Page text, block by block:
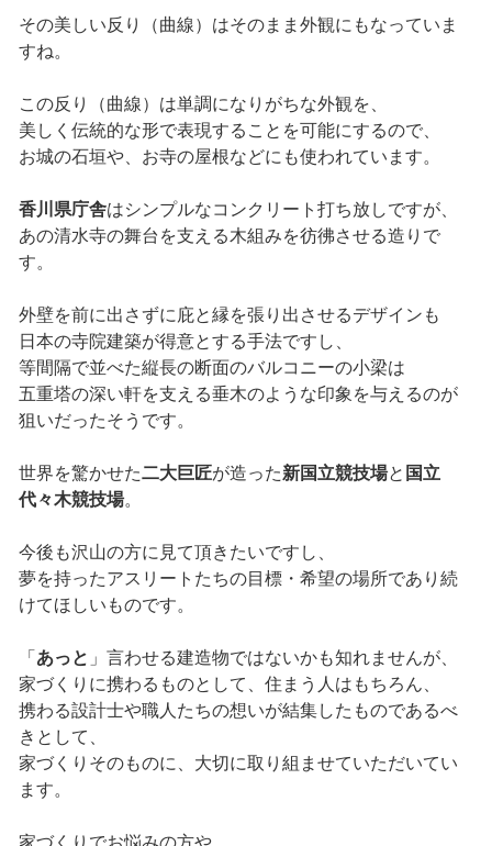
その美しい反り（曲線）はそのまま外観にもなっていま
すね。
この反り（曲線）は単調になりがちな外観を、
美しく伝統的な形で表現することを可能にするので、
お城の石垣や、お寺の屋根などにも使われています。
香川県庁舎はシンプルなコンクリート打ち放しですが、
あの清水寺の舞台を支える木組みを彷彿させる造りで
す。
外壁を前に出さずに庇と縁を張り出させるデザインも
日本の寺院建築が得意とする手法ですし、
等間隔で並べた縦長の断面のバルコニーの小梁は
五重塔の深い軒を支える垂木のような印象を与えるのが
狙いだったそうです。
世界を驚かせた二大巨匠が造った新国立競技場と 国立
代々木競技場。
今後も沢山の方に見て頂きたいですし、
夢を持ったアスリートたちの目標・希望の場所であり続
けてほしいものです。
「 あっと 」言わせる建造物ではないかも知れませんが、
家づくりに携わるものとして、住まう人はもちろん、
携わる設計士や職人たちの想いが結集したものであるべ
きとして、
家づくりそのものに、大切に取り組ませていただいてい
ます。